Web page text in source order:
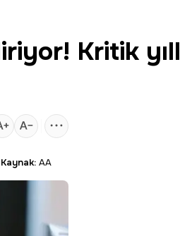
Kritik
Kaynak: AA